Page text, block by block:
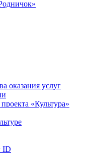
оказания услуг
«Культура»
ID